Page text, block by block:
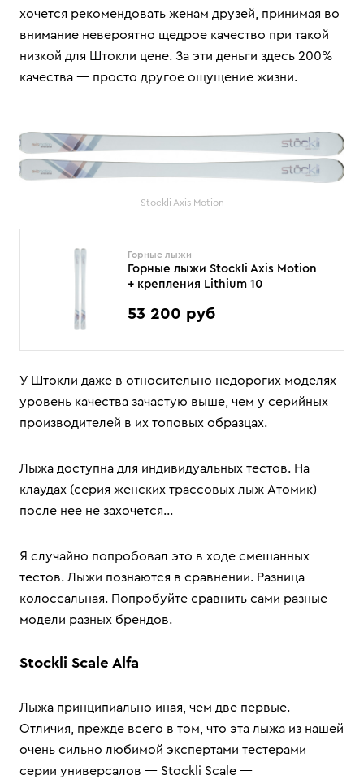
хочется рекомендовать женам друзей, принимая во
внимание невероятно щедрое качество при такой
низкой для Штокли цене. За эти деньги здесь 200%
качества — просто другое ощущение жизни.
Stockli Axis Motion
Горные лыжи
Горные лыжи Stockli Axis Motion
+ крепления Lithium 10
53 200 руб
У Штокли даже в относительно недорогих моделях
уровень качества зачастую выше, чем у серийных
производителей в их топовых образцах.
Лыжа доступна для индивидуальных тестов. На
клаудах (серия женских трассовых лыж Атомик)
после нее не захочется...
Я случайно попробовал это в ходе смешанных
тестов. Лыжи познаются в сравнении. Разница —
колоссальная. Попробуйте сравнить сами разные
модели разных брендов.
Stockli Scale Alfa
Лыжа принципиально иная, чем две первые.
Отличия, прежде всего в том, что эта лыжа из нашей
очень сильно любимой экспертами тестерами
серии универсалов — Stockli Scale —